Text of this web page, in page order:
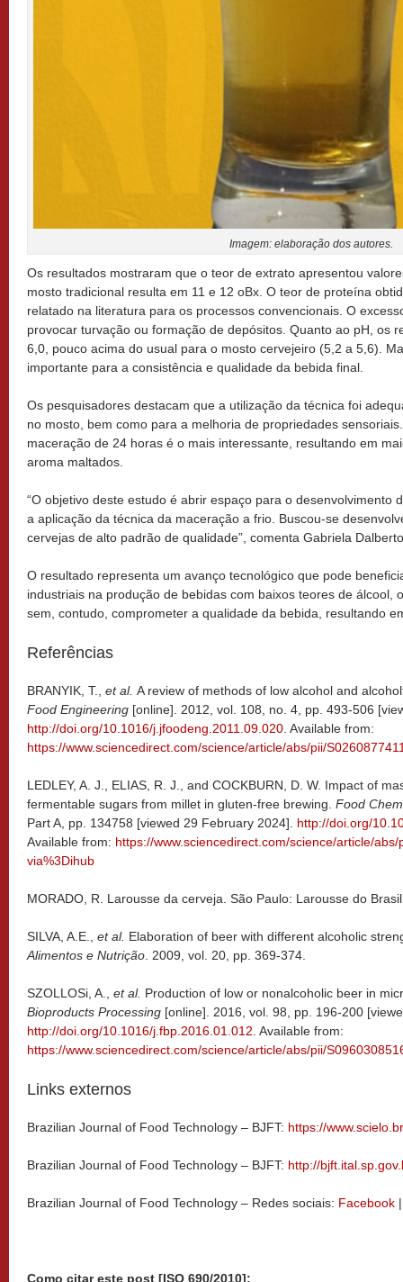
Imagem: elaboração dos autores.
Os resultados mostraram que o teor de extrato apresentou
mosto tradicional resulta em 11 e 12 oBx. O teor de proteína
relatado na literatura para os processos convencionais. O
provocar turvação ou formação de depósitos. Quanto ao pH, os
6,0, pouco acima do usual para o mosto cervejeiro (5,2 a 5,6).
importante para a consistência e qualidade da bebida final.
Os pesquisadores destacam que a utilização da técnica foi
no mosto, bem como para a melhoria de propriedades
maceração de 24 horas é o mais interessante, resultando em
aroma maltados.
“O objetivo deste estudo é abrir espaço para o desenvolvimento
a aplicação da técnica da maceração a frio. Buscou-se
cervejas de alto padrão de qualidade”, comenta Gabriela
O resultado representa um avanço tecnológico que pode
industriais na produção de bebidas com baixos teores de álcool,
sem, contudo, comprometer a qualidade da bebida, resultando
Referências
BRANYIK, T., et al. A review of methods of low alcohol and
Food Engineering [online]. 2012, vol. 108, no. 4, pp. 493-506
http://doi.org/10.1016/j.jfoodeng.2011.09.020 . Available from:
https://www.sciencedirect.com/science/article/abs/pii/
LEDLEY, A. J., ELIAS, R. J., and COCKBURN, D. W. Impact of
fermentable sugars from millet in gluten-free brewing. Food
Part A, pp. 134758 [viewed 29 February 2024]. http://doi.org/
Available from: https://www.sciencedirect.com/science/article/
via%3Dihub
MORADO, R. Larousse da cerveja. São Paulo: Larousse do
SILVA, A.E., et al. Elaboration of beer with different alcoholic
Alimentos e Nutrição . 2009, vol. 20, pp. 369-374.
SZOLLOSi, A., et al. Production of low or nonalcoholic beer in
Bioproducts Processing [online]. 2016, vol. 98, pp. 196-200
http://doi.org/10.1016/j.fbp.2016.01.012 . Available from:
https://www.sciencedirect.com/science/article/abs/pii/
Links externos
Brazilian Journal of Food Technology – BJFT: https://
Brazilian Journal of Food Technology – BJFT: http://
Brazilian Journal of Food Technology – Redes sociais: Facebook |
Como citar este post [ISO 690/2010]: